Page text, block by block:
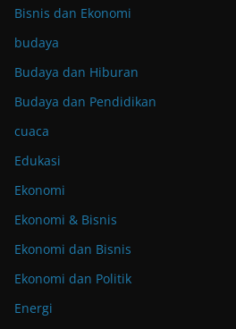
Bisnis dan Ekonomi
budaya
Budaya dan Hiburan
Budaya dan Pendidikan
cuaca
Edukasi
Ekonomi
Ekonomi & Bisnis
Ekonomi dan Bisnis
Ekonomi dan Politik
Energi